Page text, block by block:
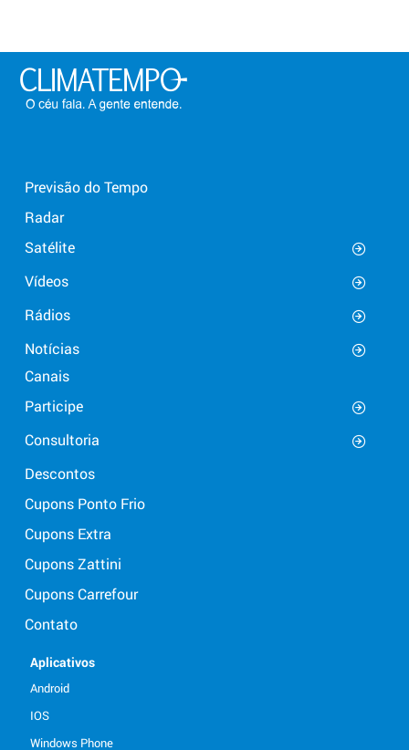
Previsão do Tempo
Radar
Satélite
Vídeos
Rádios
Notícias
Canais
Participe
Consultoria
Descontos
Cupons Ponto Frio
Cupons Extra
Cupons Zattini
Cupons Carrefour
Contato
Aplicativos
Android
IOS
Windows Phone